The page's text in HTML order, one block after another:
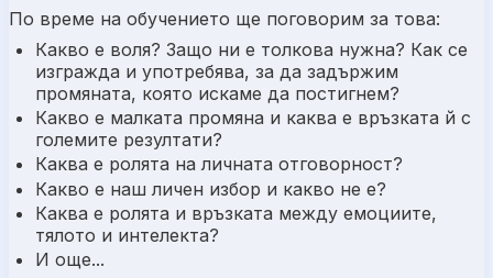
По време на обучението ще поговорим за това:
Какво е воля? Защо ни е толкова нужна? Как се
изгражда и употребява, за да задържим
промяната, която искаме да постигнем?
Какво е малката промяна и каква е връзката й с
големите резултати?
Каква е ролята на личната отговорност?
Какво е наш личен избор и какво не е?
Каква е ролята и връзката между емоциите,
тялото и интелекта?
И още...